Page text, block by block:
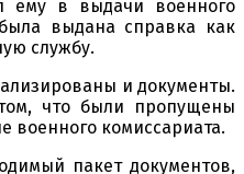
ему в выдачи военного
выдана справка как
службу.
и документы.
что были пропущены
военного комиссариата.
пакет документов,